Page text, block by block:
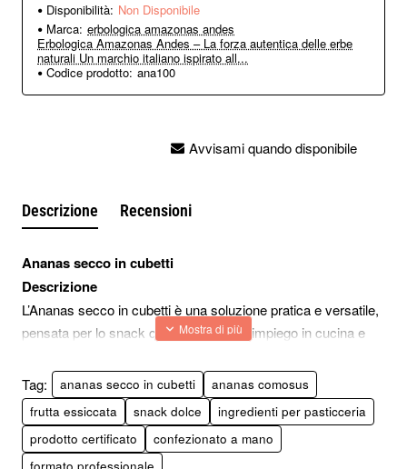
Disponibilità: Non Disponibile
Marca: erbologica amazonas andes
Erbologica Amazonas Andes – La forza autentica delle erbe
naturali Un marchio italiano ispirato all...
Codice prodotto: ana100
Avvisami quando disponibile
Descrizione Recensioni
Ananas secco in cubetti
Descrizione
L’Ananas secco in cubetti è una soluzione pratica e versatile,
pensata per lo snack quotidiano e per l’impiego in cucina e
Il taglio regolare in cubetti facilita la porzionatura e l’utilizzo in
miscele e preparazioni dolci.
La selezione della materia prima e la cura nella
trasformazione danno origine a un prodotto certificato,
Tag: ananas secco in cubetti
ananas comosus
frutta essiccata
snack dolce
ingredienti per pasticceria
prodotto certificato
confezionato a mano